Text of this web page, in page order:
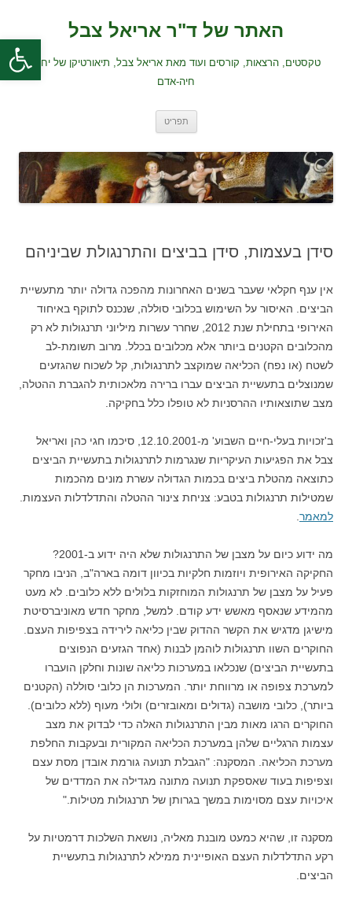
פתח
האתר של ד"ר אריאל צבל
טקסטים, הרצאות, קורסים ועוד מאת אריאל צבל, תיאורטיקן של יחסי
חיה-אדם
תפריט
סידן בעצמות, סידן בביצים והתרנגולת שביניהם
אין ענף חקלאי שעבר בשנים האחרונות מהפכה גדולה יותר מתעשיית
הביצים. האיסור על השימוש בכלובי סוללה, שנכנס לתוקף באיחוד
האירופי בתחילת שנת 2012, שחרר עשרות מיליוני תרנגולות לא רק
מהכלובים הקטנים ביותר אלא מכלובים בכלל. מרוב תשומת-לב
לשטח (או נפח) הכליאה שמוקצב לתרנגולות, קל לשכוח שהגזעים
שמנוצלים בתעשיית הביצים עברו ברירה מלאכותית להגברת ההטלה,
מצב שתוצאותיו ההרסניות לא טופלו כלל בחקיקה.
ב'זכויות בעלי-חיים השבוע' מ-12.10.2001, סיכמו חגי כהן ואריאל
צבל את הפגיעות העיקריות שנגרמות לתרנגולות בתעשיית הביצים
כתוצאה מהטלת ביצים בכמות הגדולה עשרת מונים מהכמות
שמטילות תרנגולות בטבע: צניחת צינור ההטלה והתדלדלות העצמות.
למאמר.
מה ידוע כיום על מצבן של התרנגולות שלא היה ידוע ב-2001?
החקיקה האירופית ויוזמות חלקיות בכיוון דומה בארה"ב, הניבו מחקר
פעיל על מצבן של תרנגולות המוחזקות בלולים ללא כלובים. לא מעט
מהמידע שנאסף מאשש ידע קודם. למשל, מחקר חדש מאוניברסיטת
מישיגן מדגיש את הקשר ההדוק שבין כליאה לירידה בצפיפות העצם.
החוקרים השוו תרנגולות לוהמן לבנות (אחד הגזעים הנפוצים
בתעשיית הביצים) שנכלאו במערכות כליאה שונות וחלקן הועברו
למערכת צפופה או מרווחת יותר. המערכות הן כלובי סוללה (הקטנים
ביותר), כלובי מושבה (גדולים ומאובזרים) ולולי מעוף (ללא כלובים).
החוקרים הרגו מאות מבין התרנגולות האלה כדי לבדוק את מצב
עצמות הרגליים שלהן במערכת הכליאה המקורית ובעקבות החלפת
מערכת הכליאה. המסקנה: "הגבלת תנועה גורמת אובדן מסת עצם
וצפיפות בעוד שאספקת תנועה מתונה מגדילה את המדדים של
איכויות עצם מסוימות במשך בגרותן של תרנגולות מטילות."
מסקנה זו, שהיא כמעט מובנת מאליה, נושאת השלכות דרמטיות על
רקע התדלדלות העצם האופיינית ממילא לתרנגולות בתעשיית
הביצים.